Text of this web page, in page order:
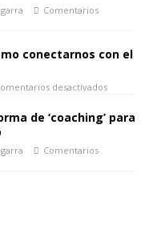
Comentarios
conectarnos con el
desactivados
de ‘coaching’ para
Comentarios